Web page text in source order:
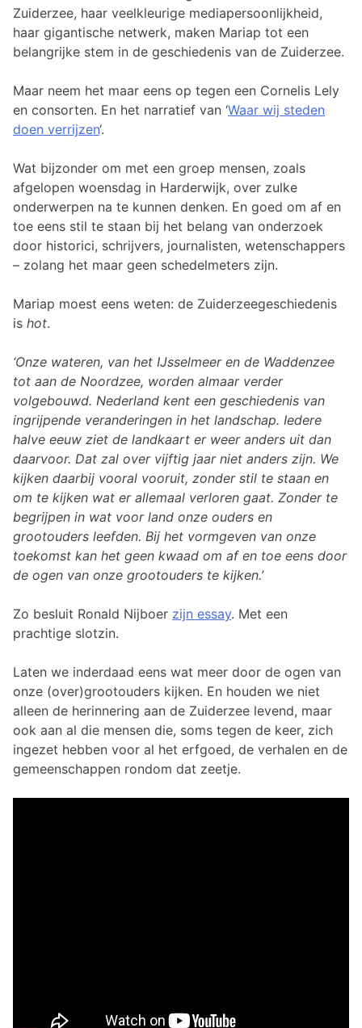
Zuiderzee, haar veelkleurige mediapersoonlijkheid,
haar gigantische netwerk, maken Mariap tot een
belangrijke stem in de geschiedenis van de Zuiderzee.
Maar neem het maar eens op tegen een Cornelis Lely
en consorten. En het narratief van ‘Waar wij steden
doen verrijzen‘.
Wat bijzonder om met een groep mensen, zoals
afgelopen woensdag in Harderwijk, over zulke
onderwerpen na te kunnen denken. En goed om af en
toe eens stil te staan bij het belang van onderzoek
door historici, schrijvers, journalisten, wetenschappers
– zolang het maar geen schedelmeters zijn.
Mariap moest eens weten: de Zuiderzeegeschiedenis
is hot.
‘Onze wateren, van het IJsselmeer en de Waddenzee
tot aan de Noordzee, worden almaar verder
volgebouwd. Nederland kent een geschiedenis van
ingrijpende veranderingen in het landschap. Iedere
halve eeuw ziet de landkaart er weer anders uit dan
daarvoor. Dat zal over vijftig jaar niet anders zijn. We
kijken daarbij vooral vooruit, zonder stil te staan en
om te kijken wat er allemaal verloren gaat. Zonder te
begrijpen in wat voor land onze ouders en
grootouders leefden. Bij het vormgeven van onze
toekomst kan het geen kwaad om af en toe eens door
de ogen van onze grootouders te kijken.’
Zo besluit Ronald Nijboer zijn essay. Met een
prachtige slotzin.
Laten we inderdaad eens wat meer door de ogen van
onze (over)grootouders kijken. En houden we niet
alleen de herinnering aan de Zuiderzee levend, maar
ook aan al die mensen die, soms tegen de keer, zich
ingezet hebben voor al het erfgoed, de verhalen en de
gemeenschappen rondom dat zeetje.